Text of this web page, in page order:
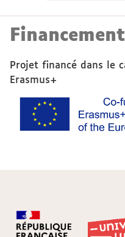
Financement
Projet financé dans le
Erasmus+